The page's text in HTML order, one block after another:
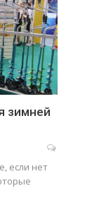
зимней
если нет